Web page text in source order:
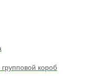
короб